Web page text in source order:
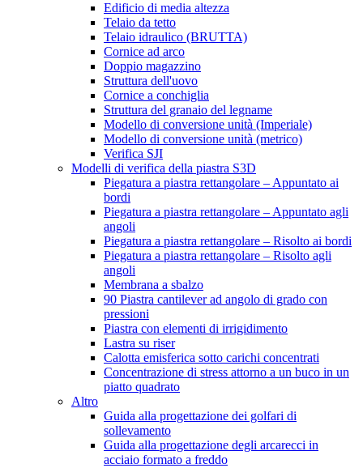
Edificio di media altezza
Telaio da tetto
Telaio idraulico (BRUTTA)
Cornice ad arco
Doppio magazzino
Struttura dell'uovo
Cornice a conchiglia
Struttura del granaio del legname
Modello di conversione unità (Imperiale)
Modello di conversione unità (metrico)
Verifica SJI
Modelli di verifica della piastra S3D
Piegatura a piastra rettangolare – Appuntato ai
bordi
Piegatura a piastra rettangolare – Appuntato agli
angoli
Piegatura a piastra rettangolare – Risolto ai bordi
Piegatura a piastra rettangolare – Risolto agli
angoli
Membrana a sbalzo
90 Piastra cantilever ad angolo di grado con
pressioni
Piastra con elementi di irrigidimento
Lastra su riser
Calotta emisferica sotto carichi concentrati
Concentrazione di stress attorno a un buco in un
piatto quadrato
Altro
Guida alla progettazione dei golfari di
sollevamento
Guida alla progettazione degli arcarecci in
acciaio formato a freddo